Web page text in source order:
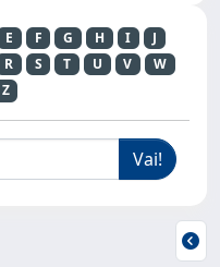
E F G H I
J
R S T U V
W
Z